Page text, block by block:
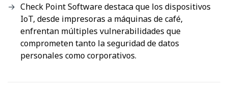
Check Point Software destaca que los dispositivos
IoT, desde impresoras a máquinas de café,
enfrentan múltiples vulnerabilidades que
comprometen tanto la seguridad de datos
personales como corporativos.